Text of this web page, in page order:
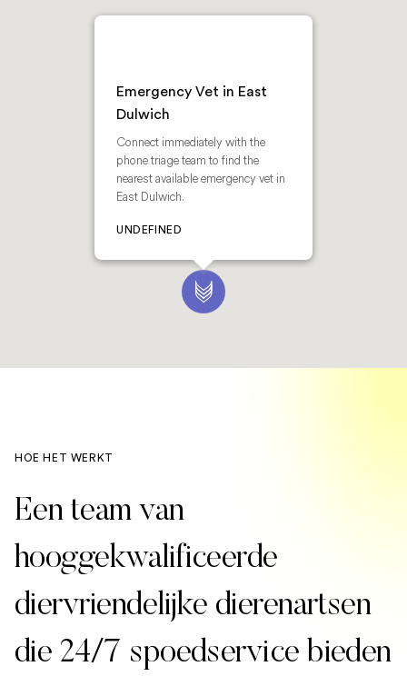
Emergency Vet in East
Dulwich
Connect immediately with the
phone triage team to find the
nearest available emergency vet in
East Dulwich.
UNDEFINED
HOE HET WERKT
Een team van
hooggekwalificeerde
diervriendelijke dierenartsen
die 24/7 spoedservice bieden